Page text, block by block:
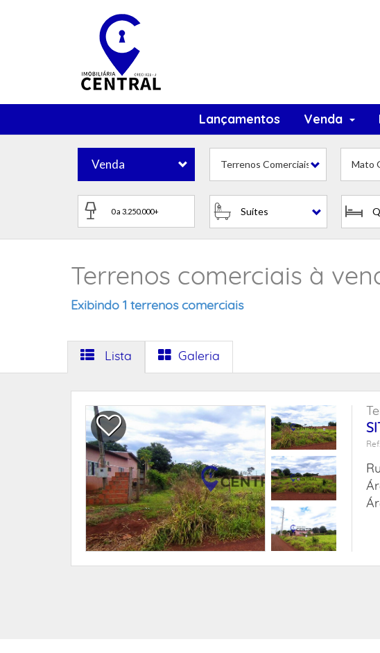
Lançamentos Venda
Venda Terrenos Comerciais Mato
Suítes
Terrenos comerciais à
Exibindo 1 terrenos comerciais
Lista Galeria